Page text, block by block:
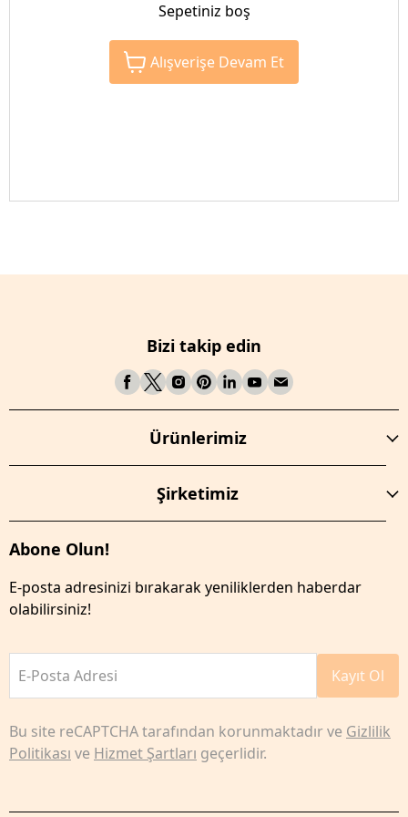
Sepetiniz boş
Alışverişe Devam Et
Bizi takip edin
Ürünlerimiz
Şirketimiz
Abone Olun!
E-posta adresinizi bırakarak yeniliklerden haberdar
olabilirsiniz!
E-Posta Adresi Kayıt Ol
Bu site reCAPTCHA tarafından korunmaktadır ve Gizlilik
Politikası ve Hizmet Şartları geçerlidir.